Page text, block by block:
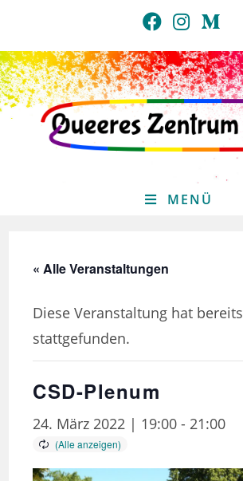
springen
MENÜ
« Alle Veranstaltungen
Diese Veranstaltung hat bereits
stattgefunden.
CSD-Plenum
24. März 2022 | 19:00 - 21:00